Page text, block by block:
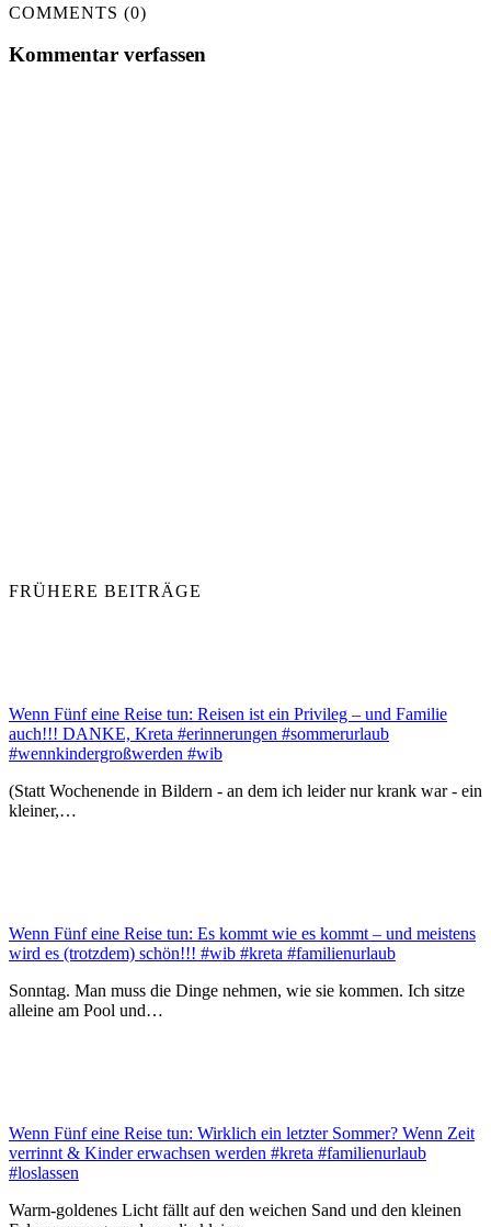
COMMENTS (0)
Kommentar verfassen
FRÜHERE BEITRÄGE
Wenn Fünf eine Reise tun: Reisen ist ein Privileg – und Familie
auch!!! DANKE, Kreta #erinnerungen #sommerurlaub
#wennkindergroßwerden #wib
(Statt Wochenende in Bildern - an dem ich leider nur krank war - ein
kleiner,…
Wenn Fünf eine Reise tun: Es kommt wie es kommt – und meistens
wird es (trotzdem) schön!!! #wib #kreta #familienurlaub
Sonntag. Man muss die Dinge nehmen, wie sie kommen. Ich sitze
alleine am Pool und…
Wenn Fünf eine Reise tun: Wirklich ein letzter Sommer? Wenn Zeit
verrinnt & Kinder erwachsen werden #kreta #familienurlaub
#loslassen
Warm-goldenes Licht fällt auf den weichen Sand und den kleinen